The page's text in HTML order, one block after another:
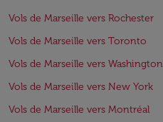
Vols de Marseille vers Rochester
Vols de Marseille vers Toronto
Vols de Marseille vers Washington
Vols de Marseille vers New York
Vols de Marseille vers Montréal